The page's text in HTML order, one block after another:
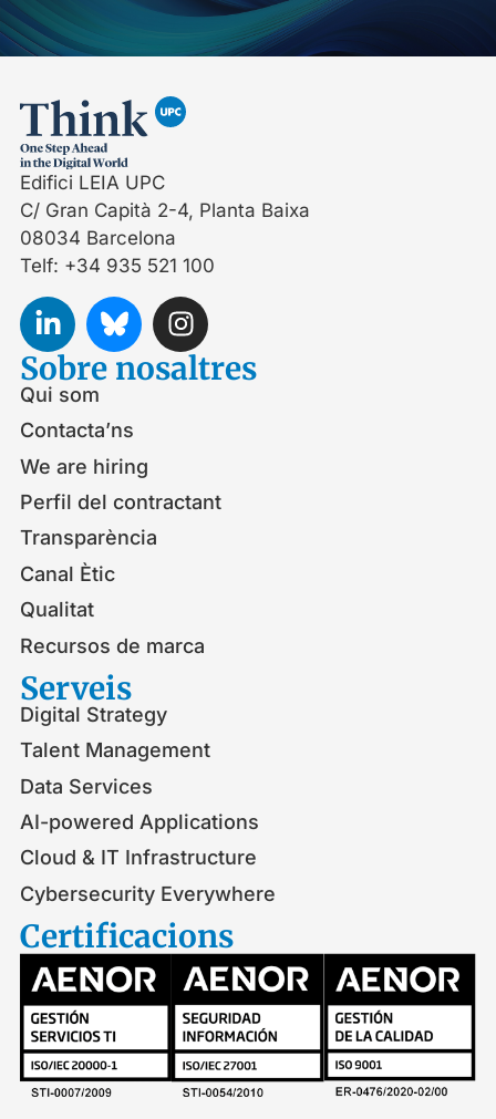
Edifici LEIA UPC
C/ Gran Capità 2-4, Planta Baixa
08034 Barcelona
Telf: +34 935 521 100
Sobre nosaltres
Qui som
Contacta’ns
We are hiring
Perfil del contractant
Transparència
Canal Ètic
Qualitat
Recursos de marca
Serveis​
Digital Strategy
Talent Management
Data Services
AI-powered Applications
Cloud & IT Infrastructure
Cybersecurity Everywhere
Certificacions